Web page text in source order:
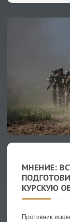
МНЕНИЕ:
КУРСКУЮ
Противник